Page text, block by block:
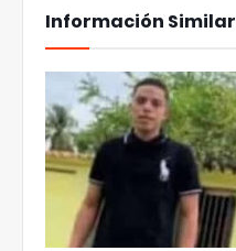
Información Similar